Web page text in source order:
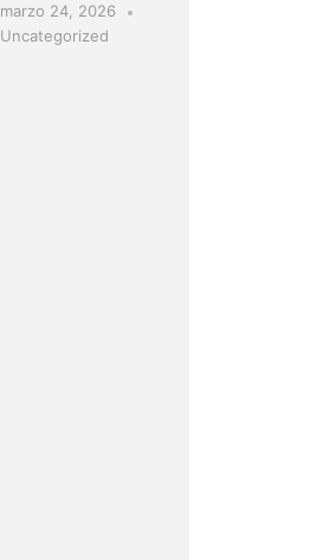
marzo 24, 2026
Uncategorized